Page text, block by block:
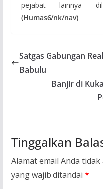
pejabat lainnya
(Humas6/nk/nav)
Satgas Gabungan
Babulu
Banjir di
Tinggalkan
Alamat email Anda
yang wajib ditandai *